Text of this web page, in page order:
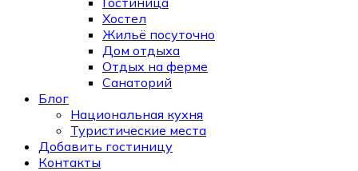
Хостел
Жильё посуточно
Дом отдыха
Отдых на ферме
Санаторий
Блог
Национальная кухня
Туристические места
Добавить гостиницу
Контакты